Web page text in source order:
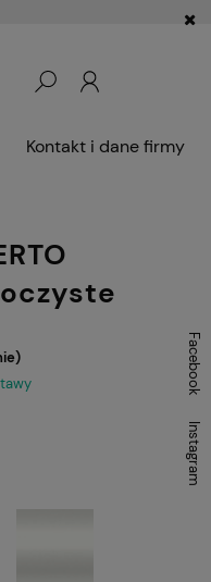
Kontakt i dane firmy
Facebook
Instagram